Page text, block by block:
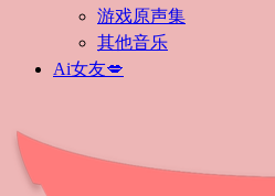
游戏原声集
其他音乐
Ai女友💋